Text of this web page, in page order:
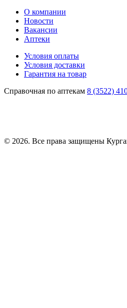
О компании
Новости
Вакансии
Аптеки
Условия оплаты
Условия доставки
Гарантия на товар
Справочная по аптекам 8 (3522)
© 2026. Все права защищены